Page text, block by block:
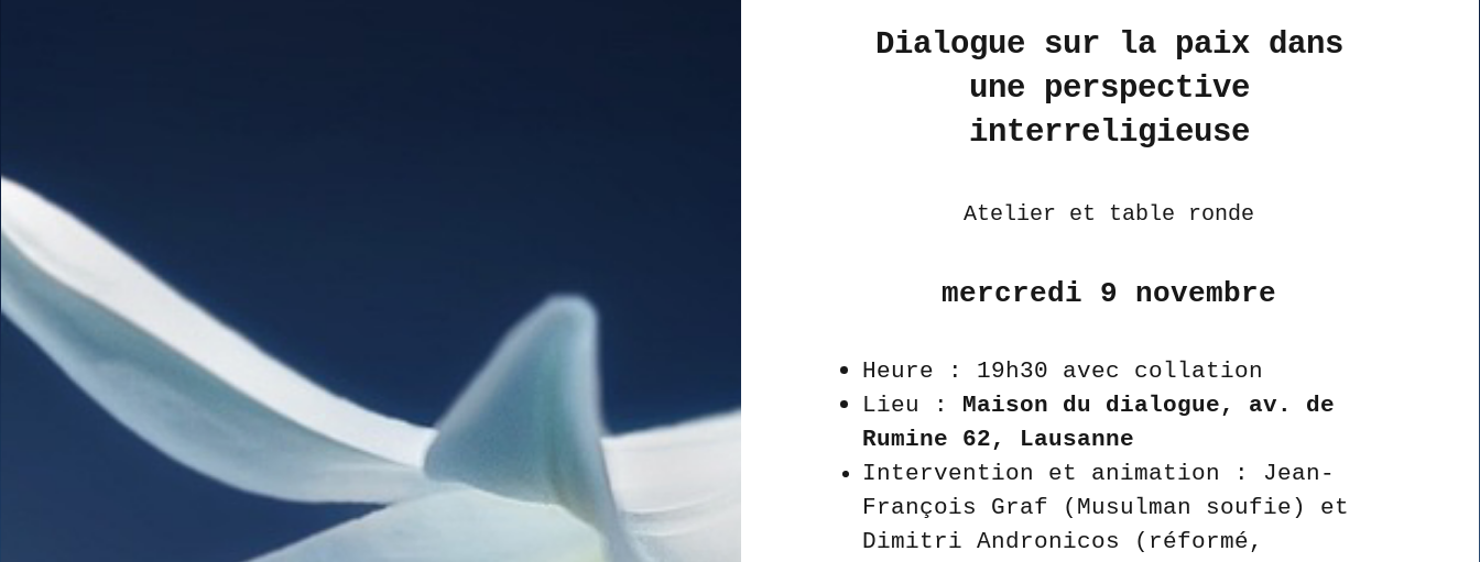
Dialogue sur la paix dans
une perspective
interreligieuse
Atelier et table ronde
mercredi 9 novembre
Heure : 19h30 avec collation
Lieu : Maison du dialogue, av. de
Rumine 62, Lausanne
Intervention et animation : Jean-
François Graf (Musulman soufie) et
Dimitri Andronicos (réformé,